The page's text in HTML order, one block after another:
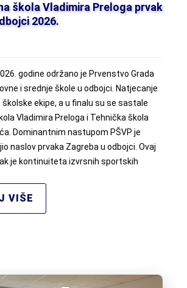
škola Vladimira Preloga prvak
2026.
godine održano je Prvenstvo Grada
i srednje škole u odbojci. Natjecanje
školske ekipe, a u finalu su se sastale
Vladimira Preloga i Tehnička škola
Dominantnim nastupom PŠVP je
naslov prvaka Zagreba u odbojci. Ovaj
je kontinuiteta izvrsnih sportskih
VIŠE